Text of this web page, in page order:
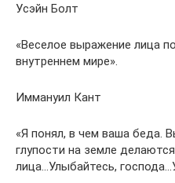
Усэйн Болт
«Веселое выражение лица
внутреннем мире».
Иммануил Кант
«Я понял, в чем ваша беда.
глупости на земле
лица…Улыбайтесь,